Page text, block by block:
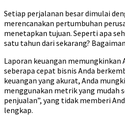
Setiap perjalanan besar dimulai
merencanakan pertumbuhan
menetapkan tujuan. Seperti apa
satu tahun dari sekarang?
Laporan keuangan
seberapa cepat bisnis Anda
keuangan yang akurat, Anda
menggunakan metrik yang mudah
penjualan”, yang tidak memberi
lengkap.